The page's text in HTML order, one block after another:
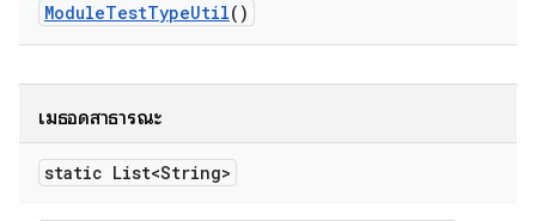
ModuleTestTypeUtil()
เมธอดสาธารณะ
static List<String>